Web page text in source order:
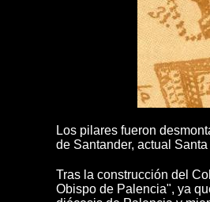
Los pilares fueron
de Santander, actual
Tras la construcción del
Obispo de Palencia", ya